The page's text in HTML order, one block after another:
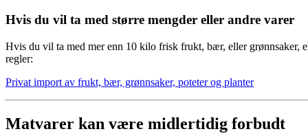
Hvis du vil ta med større mengder eller andre varer
Hvis du vil ta med mer enn 10 kilo frisk frukt, bær, eller grønnsaker,
regler:
Privat import av frukt, bær, grønnsaker, poteter og planter
Matvarer kan være midlertidig forbudt